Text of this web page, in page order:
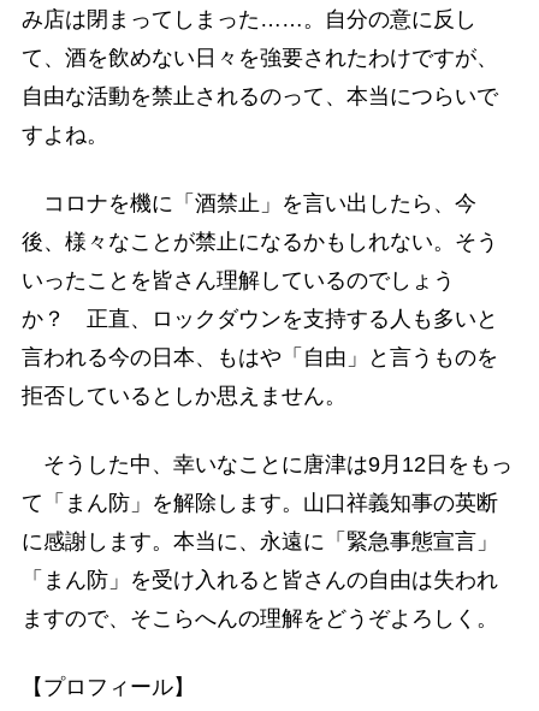
み店は閉まってしまった……。自分の意に反し
て、酒を飲めない日々を強要されたわけですが、
自由な活動を禁止されるのって、本当につらいで
すよね。
コロナを機に「酒禁止」を言い出したら、今
後、様々なことが禁止になるかもしれない。そう
いったことを皆さん理解しているのでしょう
か？ 正直、ロックダウンを支持する人も多いと
言われる今の日本、もはや「自由」と言うものを
拒否しているとしか思えません。
そうした中、幸いなことに唐津は9月12日をもっ
て「まん防」を解除します。山口祥義知事の英断
に感謝します。本当に、永遠に「緊急事態宣言」
「まん防」を受け入れると皆さんの自由は失われ
ますので、そこらへんの理解をどうぞよろしく。
【プロフィール】